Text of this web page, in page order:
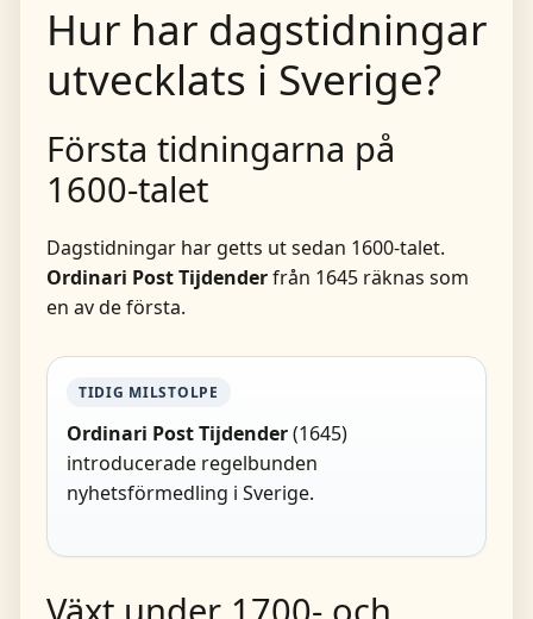
Hur har dagstidningar
utvecklats i Sverige?
Första tidningarna på
1600-talet
Dagstidningar har getts ut sedan 1600-talet.
Ordinari Post Tijdenderfrån 1645 räknas som
en av de första.
TIDIG MILSTOLPE
Ordinari Post Tijdender(1645)
introducerade regelbunden
nyhetsförmedling i Sverige.